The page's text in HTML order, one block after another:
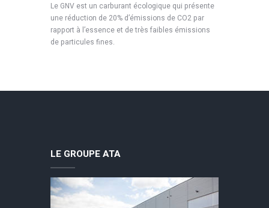
Le GNV est un carburant écologique qui présente
une réduction de 20% d’émissions de CO2 par
rapport à l’essence et de très faibles émissions
de particules fines.
LE GROUPE ATA